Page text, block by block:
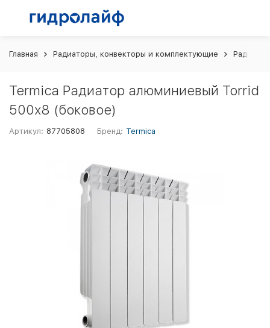
Главная Радиаторы, конвекторы и комплектующие
Termica Радиатор алюминиевый Torrid
500х8 (боковое)
Артикул: 87705808 Бренд: Termica